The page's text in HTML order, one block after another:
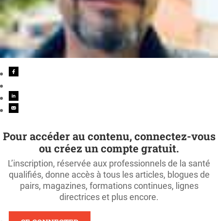
Pour accéder au contenu, connectez-vous
ou créez un compte gratuit.
L’inscription, réservée aux professionnels de la santé
qualifiés, donne accès à tous les articles, blogues de
pairs, magazines, formations continues, lignes
directrices et plus encore.